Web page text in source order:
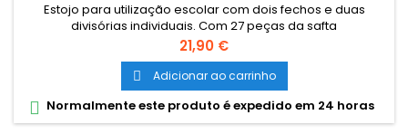
Estojo para utilização escolar com dois fechos e duas
divisórias individuais. Com 27 peças da safta
Dimensões: 125x40x195 mm
Preço
21,90 €
 Adicionar ao carrinho
 Normalmente este produto é expedido em 24 horas